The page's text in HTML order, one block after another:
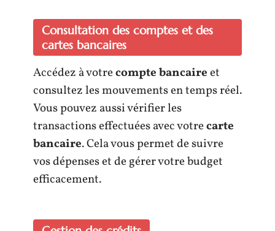
Consultation des comptes et des
cartes bancaires
Accédez à votrecompte bancaireet
consultez les mouvements en temps réel.
Vous pouvez aussi vérifier les
transactions effectuées avec votrecarte
bancaire. Cela vous permet de suivre
vos dépenses et de gérer votre budget
efficacement.